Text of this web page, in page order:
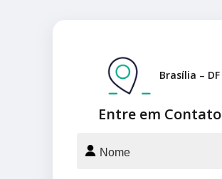
Entre em Contato
Brasília – DF